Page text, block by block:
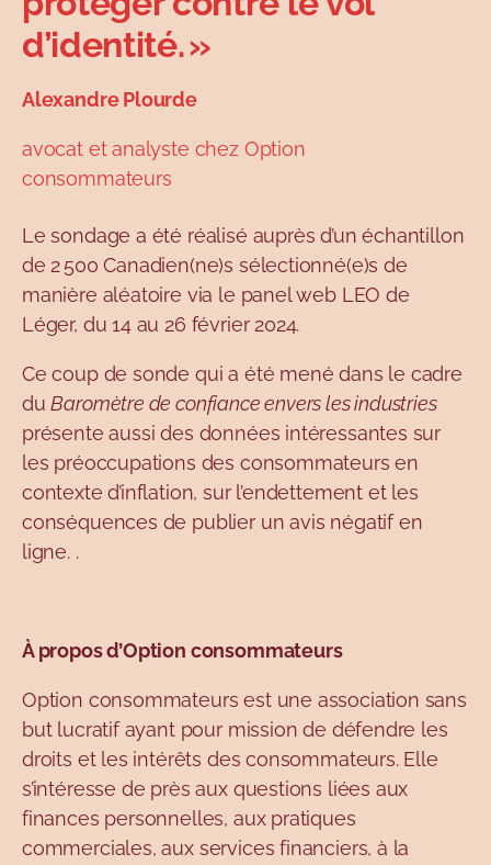
d’identité. »
Alexandre Plourde
avocat et analyste chez Option
consommateurs
Le sondage a été réalisé auprès d’un échantillon
de 2 500 Canadien(ne)s sélectionné(e)s de
manière aléatoire via le panel web LEO de
Léger, du 14 au 26 février 2024.
Ce coup de sonde qui a été mené dans le cadre
duBaromètre de confiance envers les industries
présente aussi des données intéressantes sur
les préoccupations des consommateurs en
contexte d’inflation, sur l’endettement et les
conséquences de publier un avis négatif en
ligne. .
À propos d’Option consommateurs
Option consommateurs est une association sans
but lucratif ayant pour mission de défendre les
droits et les intérêts des consommateurs. Elle
s’intéresse de près aux questions liées aux
finances personnelles, aux pratiques
commerciales, aux services financiers, à la